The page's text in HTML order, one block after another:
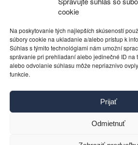
cookie
Na poskytovanie tých najlepších skúseností
súbory cookie na ukladanie a/alebo prístup k
Súhlas s týmito technológiami nám umožní
správanie pri prehliadaní alebo jedinečné ID na
alebo odvolanie súhlasu môže nepriaznivo
funkcie.
Prijať
Odmietnuť
Ficova vláda a médiá…
Politika 4. decembra 2023
Kontakt
Pravidlá používania